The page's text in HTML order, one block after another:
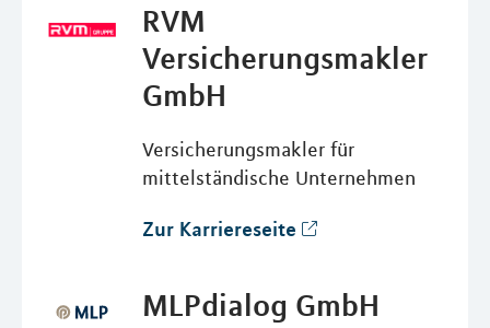
RVM
Versicherungsmakler
GmbH
Versicherungsmakler für
mittelständische Unternehmen
Zur Karriereseite
MLPdialog GmbH